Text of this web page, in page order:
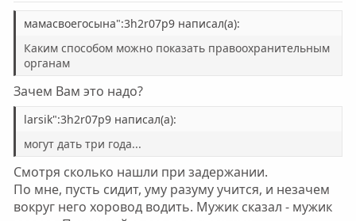
мамасвоегосына":3h2r07p9 написал(а):
Каким способом можно показать правоохранительным
органам
Зачем Вам это надо?
larsik":3h2r07p9 написал(а):
могут дать три года...
Смотря сколько нашли при задержании.
По мне, пусть сидит, уму разуму учится, и незачем
вокруг него хоровод водить. Мужик сказал - мужик